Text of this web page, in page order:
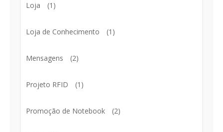
Loja (1)
Loja de Conhecimento (1)
Mensagens (2)
Projeto RFID (1)
Promoção de Notebook (2)